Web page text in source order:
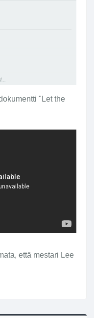
voisi luetella
the Mood for
Ray of the
jne...)
"Let the
että mestari Lee